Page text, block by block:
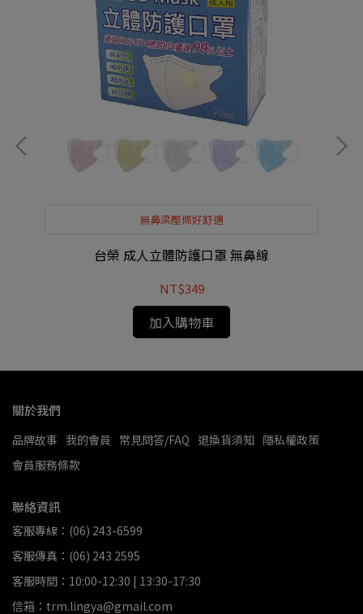
無鼻梁壓條好舒適
台榮 成人立體防護口罩 無鼻線
NT$349
加入購物車
關於我們
品牌故事 我的會員 常見問答/FAQ 退換貨須知 隱私權政策
會員服務條款
聯絡資訊
客服專線：(06) 243-6599
客服傳真：(06) 243 2595
客服時間：10:00-12:30 | 13:30-17:30
信箱：trm.lingya@gmail.com